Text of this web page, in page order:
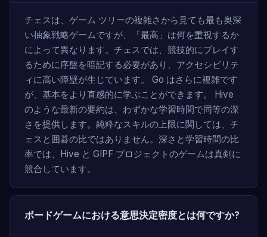
チェスは、ゲーム ツリーの複雑さから見ても最も奥深
い抽象戦略ゲームですが、「最高」は何を重視するか
によって異なります。チェスでは、競技的にプレイす
るために序盤を暗記する必要があり、アクセシビリテ
ィに高い障壁が生じています。 Go はさらに複雑です
が、基本をより直感的に学ぶことができます。 Hive
のような最新の要約は、わずかな学習時間で同等の深
さを提供します。純粋なスキルの上限に関しては、チ
ェスと囲碁の比ではありません。深さと学習時間の比
率では、Hive と GIPF プロジェクトのゲームは真剣に
競合しています。
ボードゲームにおける意思決定密度とは何ですか?